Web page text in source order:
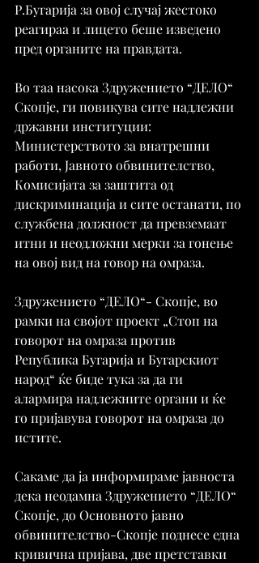
Р.Бугарија за овој случај жестоко
реагираа и лицето беше изведено
пред органите на правдата.
Во таа насока Здружението “ДЕЛО“
Скопје, ги повикува сите надлежни
државни институции:
Министерството за внатрешни
работи, Јавното обвинителство,
Комисијата за заштита од
дискриминација и сите останати, по
службена должност да превземаат
итни и неодложни мерки за гонење
на овој вид на говор на омраза.
Здружението “ДЕЛО“- Скопје, во
рамки на својот проект „Стоп на
говорот на омраза против
Република Бугарија и Бугарскиот
народ“ ќе биде тука за да ги
алармира надлежните органи и ќе
го пријавува говорот на омраза до
истите.
Сакаме да ја информираме јавноста
дека неодамна Здружението “ДЕЛО“
Скопје, до Основното јавно
обвинителство-Скопје поднесе една
кривична пријава, две претставки